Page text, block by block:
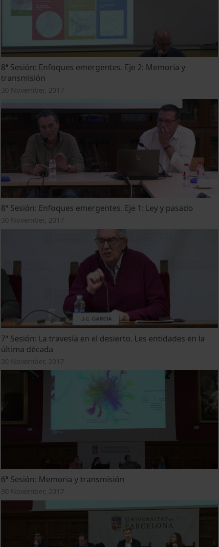
8ª Sesión: Enfoques emergentes. Eje 2: Memoria y
transmisión
30 November, 2017
8ª Sesión: Enfoques emergentes. Eje 1: Ley y pasado
30 November, 2017
7ª Sesión: La travesía en el desierto. Les entidades en la
última década
30 November, 2017
6ª Sesión: Memoria y transmisión
30 November, 2017